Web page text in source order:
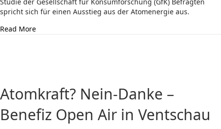
spricht sich für einen Ausstieg aus der Atomenergie aus.
Read Moreabout Mehrheit weiter für Atomausstieg
Atomkraft? Nein-Danke –
Benefiz Open Air in Ventschau